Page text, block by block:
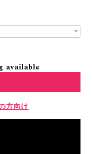
available
方向け